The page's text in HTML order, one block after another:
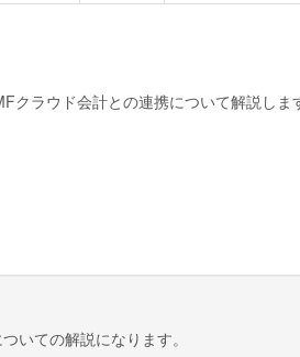
クラウド会計との連携について解説しま
いての解説になります。